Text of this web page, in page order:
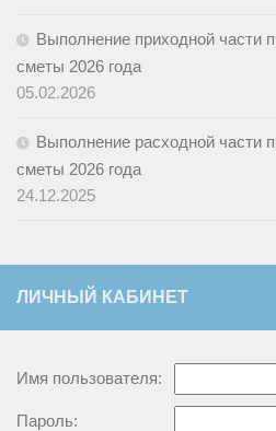
Выполнение приходной части
сметы 2026 года
05.02.2026
Выполнение расходной части
сметы 2026 года
24.12.2025
ЛИЧНЫЙ КАБИНЕТ
Имя пользователя:
Пароль: